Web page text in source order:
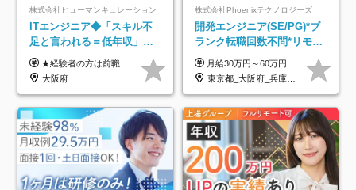
株式会社ヒューマンキュレーション
ITエンジニア◆「スキル不
足と言われる＝低年収」で
はない！｜ 不安を克服し、
年収アップした社員の実例
★経験者の方は前職の年収以上を保証します ★案件単価を開示した上で80％以上を還元します 月給25万円以上＋賞与年2回 ※経験や能力を考慮の上で優遇します ※試用期間が3ヶ月(その間の給与・待遇・雇用形態に変更はありません) ※月給には月20時間分のみなし残業手当(5万円)を含みます(超過分は別途支給) ★残業平均は月10時間以下ですので、毎月10時間分程度はお得です！
大阪府
株式会社Phoenixテクノロジーズ
開発エンジニア(SE/PG)*ブ
ランク転職回数不問*リモー
ト案件多数*残業ほぼ0*通院
のための半休制度あり
月給30万円～60万円+住宅手当+職能手当+役職手当+決算賞与+報奨金 ※経験・能力を考慮し、優遇します ※給与には20時間分のみなし時間外手当(3万7000円以上)を含みます(超過時間分は別途追加支給) ※試用期間3～6ヵ月あり(その間の給与、待遇に差異なし) ※場合によって契約社員での採用の可能性あり(面接時に応相談)
東京都_大阪府_兵庫県_京都府_福岡県